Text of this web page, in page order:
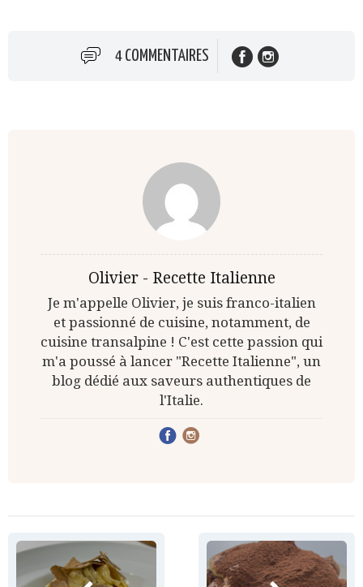
4 COMMENTAIRES
Olivier - Recette Italienne
Je m'appelle Olivier, je suis franco-italien
et passionné de cuisine, notamment, de
cuisine transalpine ! C'est cette passion qui
m'a poussé à lancer "Recette Italienne", un
blog dédié aux saveurs authentiques de
l'Italie.